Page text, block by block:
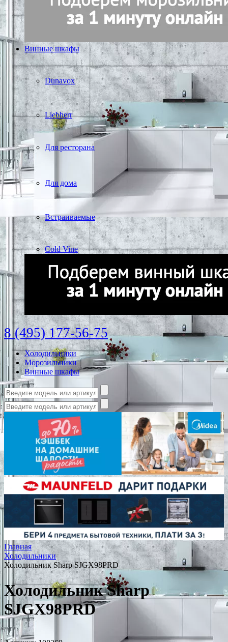
Винные шкафы
Dunavox
Liebherr
Для ресторана
Для дома
Встраиваемые
Cold Vine
8 (495) 177-56-75
Холодильники
Морозильники
Винные шкафы
Главная
Холодильники
Холодильник Sharp SJGX98PRD
Холодильник Sharp
SJGX98PRD